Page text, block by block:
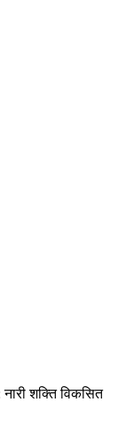
शक्ति विकसित